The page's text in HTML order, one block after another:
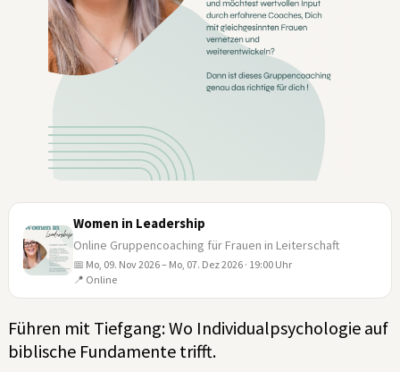
NOV
Women in Leadership
Online Gruppencoaching für Frauen in Leiterschaft
📅 Mo, 09. Nov 2026 – Mo, 07. Dez 2026 · 19:00 Uhr
📍 Online
Führen mit Tiefgang: Wo Individualpsychologie auf
biblische Fundamente trifft.